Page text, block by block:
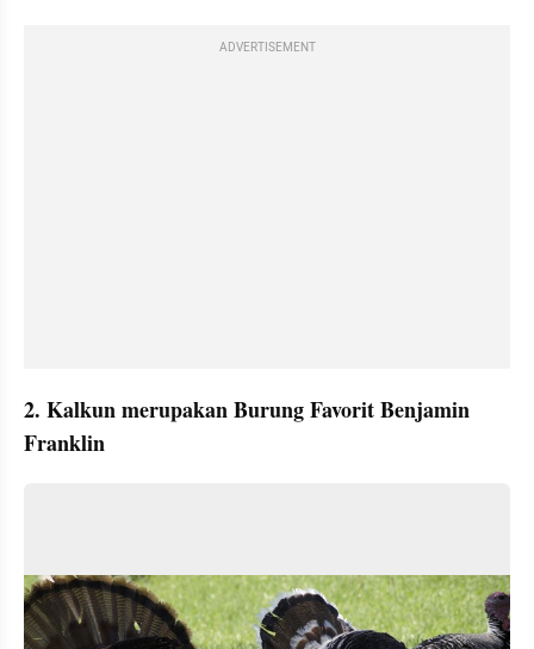
ADVERTISEMENT
2. Kalkun merupakan Burung Favorit Benjamin
Franklin